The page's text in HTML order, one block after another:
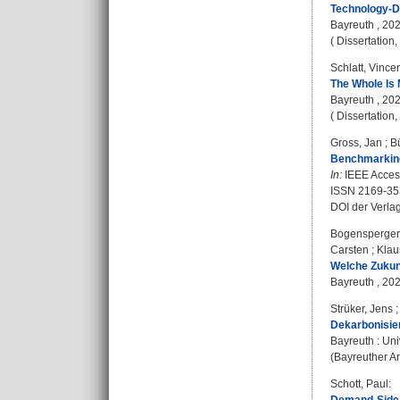
Technology-
Bayreuth ,
(
Schlatt,
The Whole Is
Bayreuth ,
(
Gross, Jan ;
In: IEEE
ISSN 2169-
DOI der
Carsten ;
Welche
Bayreuth ,
Strüker, Jens ;
Bayreuth :
(Bayreuther
Schott, Paul :